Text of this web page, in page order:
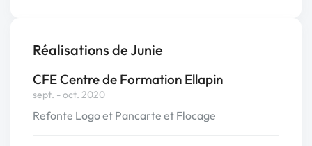
Réalisations de Junie
CFE Centre de Formation Ellapin
sept. - oct. 2020
Refonte Logo et Pancarte et Flocage